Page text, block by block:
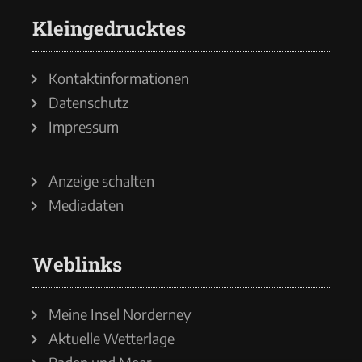
Kleingedrucktes
Kontaktinformationen
Datenschutz
Impressum
Anzeige schalten
Mediadaten
Weblinks
Meine Insel Norderney
Aktuelle Wetterlage